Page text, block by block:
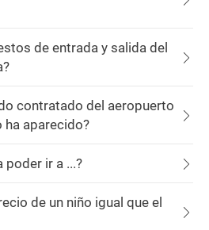
de entrada y salida del
contratado del aeropuerto
ha aparecido?
poder ir a ...?
de un niño igual que el